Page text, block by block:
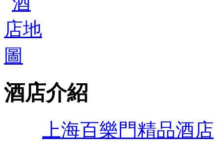
酒店介紹
上海百樂門精品酒店